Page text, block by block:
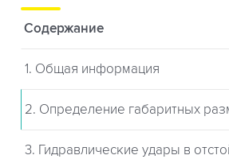
Содержание
1. Общая информация
3. Гидравлические удары в